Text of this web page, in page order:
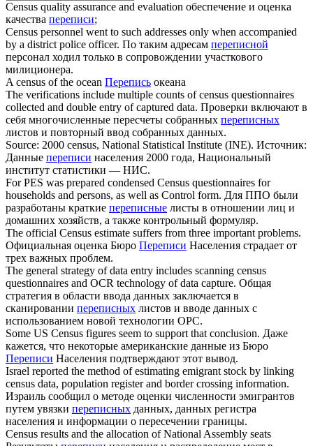
Census quality assurance and evaluation обеспечение и оценка
качества переписи;
Census personnel went to such addresses only when accompanied
by a district police officer. По таким адресам переписной
персонал ходил только в сопровождении участкового
милиционера.
Acensus of the ocean Перепись океана
The verifications include multiple counts ofcensus questionnaires
collected and double entry of captured data. Проверки включают в
себя многочисленные пересчеты собранных переписных
листов и повторный ввод собранных данных.
Source: 2000 census, National Statistical Institute (INE). Источник:
Данные переписи населения 2000 года, Национальный
институт статистики — НИС.
For PES was prepared condensed Census questionnaires for
households and persons, as well as Control form. Для ППО были
разработаны краткие переписные листы в отношении лиц и
домашних хозяйств, а также контрольный формуляр.
The official Census estimate suffers from three important problems.
Официальная оценка Бюро Переписи Населения страдает от
трех важных проблем.
The general strategy of data entry includes scanning census
questionnaires and OCR technology of data capture. Общая
стратегия в области ввода данных заключается в
сканировании переписных листов и вводе данных с
использованием новой технологии ОРС.
Some US Census figures seem to support that conclusion. Даже
кажется, что некоторые американские данные из Бюро
Переписи Населения подтверждают этот вывод.
Israel reported the method of estimating emigrant stock by linking
census data, population register and border crossing information.
Израиль сообщил о методе оценки численности эмигрантов
путем увязки переписных данных, данных регистра
населения и информации о пересечении границы.
Census results and the allocation of National Assembly seats